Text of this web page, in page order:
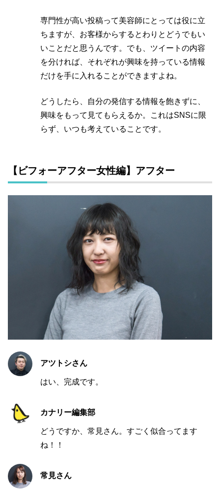
専門性が高い投稿って美容師にとっては役に立
ちますが、お客様からするとわりとどうでもい
いことだと思うんです。でも、ツイートの内容
を分ければ、それぞれが興味を持っている情報
だけを手に入れることができますよね。
どうしたら、自分の発信する情報を飽きずに、
興味をもって見てもらえるか。これはSNSに限
らず、いつも考えていることです。
【ビフォーアフター女性編】アフター
アツトシさん
はい、完成です。
カナリー編集部
どうですか、常見さん。すごく似合ってます
ね！！
常見さん